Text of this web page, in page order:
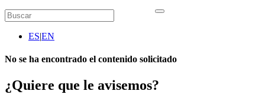
ES|EN
No se ha encontrado el contenido solicitado
¿Quiere que le avisemos?